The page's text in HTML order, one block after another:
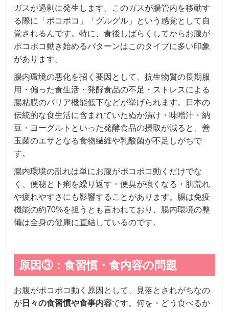
ガスが過剰に発生します。このガスが腸管内を移動す
る際に「ポコポコ」「グルグル」という感覚として自
覚されるんです。特に、食後しばらくしてからお腹が
ポコポコ動き始めるパターンはこのタイプに多い印象
があります。
腸内環境の悪化を招く要因として、抗生物質の長期服
用・偏った食生活・発酵食品の不足・ストレスによる
腸粘膜のバリア機能低下などが挙げられます。日本の
伝統的な食生活に含まれていたぬか漬け・味噌汁・納
豆・ヨーグルトといった発酵食品の摂取が減ると、善
玉菌のエサとなる食物繊維や乳酸菌が不足しがちで
す。
腸内環境の乱れは単にお腹がポコポコ動くだけでな
く、便秘と下痢を繰り返す・便臭が強くなる・肌荒れ
や疲れやすさにも影響することがあります。腸は免疫
機能の約70%を担うとも言われており、腸内環境の整
備は全身の健康に直結しているのです。
原因③：食習慣・食内容の問題
お腹がポコポコ動く原因として、見落とされがちなの
が 日々の食習慣や食事内容です。何を・どう食べるか